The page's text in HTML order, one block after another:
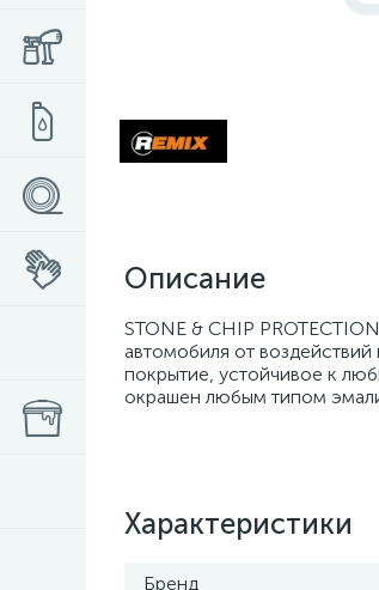
Описание
STONE & CHIP
автомобиля от воздействий
покрытие, устойчивое к
окрашен любым типом
Характеристики
Бренд